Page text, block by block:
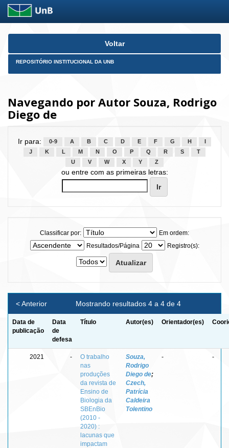
Skip
Voltar
REPOSITÓRIO INSTITUCIONAL DA UNB
Navegando por Autor Souza, Rodrigo
Diego de
Ir para: 0-9 A B C D E F G H
J
K L M N O P Q R S
T
U
V W X Y Z
ou entre com as primeiras letras:
Classificar por:
Em ordem:
Resultados/Página
Registro(s):
Mostrando resultados 4 a 4 de 4
< Anterior
Data de
publicação
Data
de
defesa
Título Autor(es) Orientador(es)
2021 -
O trabalho
nas
produções
da revista de
Ensino de
Biologia da
SBEnBio
(2010 -
2020) :
lacunas que
impactam
Souza,
Rodrigo
Diego de;
Czech,
Patrícia
Caldeira
Tolentino
- -